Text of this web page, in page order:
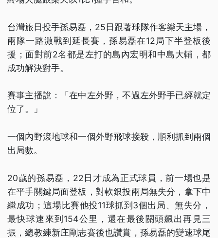
台灣旅日投手孫易磊，25日跟著球隊作客樂天主場，
兩隊一路激戰到延長賽，孫易磊在12局下半登板後
援；面對前2名都是左打的島內宏明和中島大輔，都
成功解決對手。
賽事主播說：「在中左外野，不過左外野手已經就定
位了。」
一個內野滾地球和一個外野飛球接殺，順利抓到兩個
出局數。
20歲的孫易磊，22日才成為正式球員，前一場也是
在平手關鍵局面登板，對軟銀投兩局無失分，拿下中
繼成功；這場比賽他投11球抓到3個出局、無失分，
最快球速來到154公里，還在最後關頭飆出再見三
振，總教練新庄剛志賽後也讚賞，孫易磊的變速球尾